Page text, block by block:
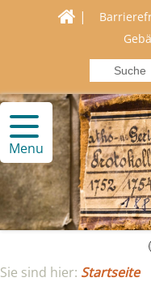
|
Menu
Sie sind hier: Startseite